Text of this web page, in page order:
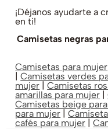
¡Déjanos ayudarte a
en ti!
Camisetas negras
Camisetas para mujer
|Camisetas verdes
mujer |Camisetas
amarillas para mujer |
Camisetas beige
para mujer |
cafés para mujer |